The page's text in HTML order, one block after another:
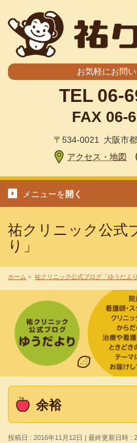
お気軽にお問
TEL 06-
FAX 06-
〒534-0021 大阪市
アクセス・地図
メニューを開く
祐クリニック公式
り」
ホーム » 祐クリニック公式ブログ「ゆうだより
余裕
投稿日 : 2016年11月12日 最終更新日時 :